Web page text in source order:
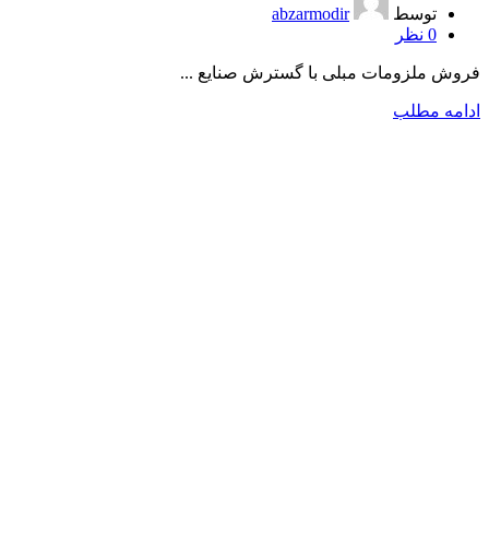
توسط
abzarmodir
0 نظر
فروش ملزومات مبلی با گسترش صنایع ...
ادامه مطلب